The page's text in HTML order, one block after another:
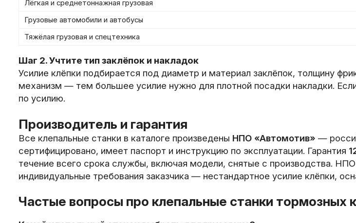
Лёгкая и среднетоннажная грузовая
Грузовые автомобили и автобусы
Тяжёлая грузовая и спецтехника
Шаг 2. Учтите тип заклёпок и накладок
Усилие клёпки подбирается под диаметр и материал заклёпок, толщину
механизм — тем большее усилие нужно для плотной посадки накладки.
по усилию.
Производитель и гарантия
Все клепальные станки в каталоге произведены НПО «Автомотив» —
сертифицировано, имеет паспорт и инструкцию по эксплуатации. Гарантия
течение всего срока службы, включая модели, снятые с производства.
индивидуальные требования заказчика — нестандартное усилие клёпки,
Частые вопросы про клепальные станки тормозных